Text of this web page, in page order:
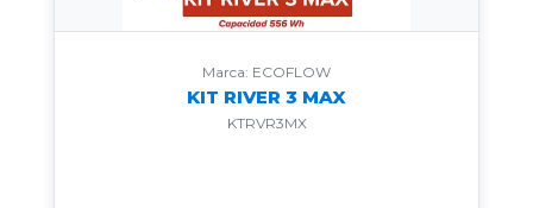
Marca: ECOFLOW
KIT RIVER 3 MAX
KTRVR3MX